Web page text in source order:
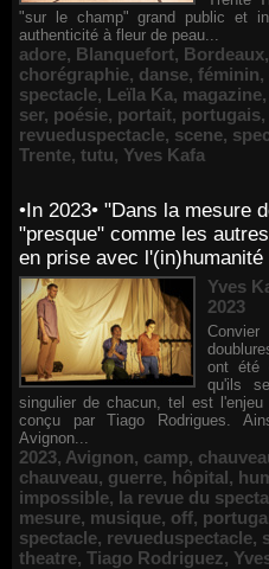
"sur le champ" grand public et
authenticité à fleur de peau...
adore, Blanquefort, Bordeaux,
chorégraphie, danse, féminin,
spectacle, Leïla Ka, magazine,
ser, poésie, portait, portugais,
revueduspectacle, scene,
Trente, tutu, Yves Kafa
•In 2023• "Dans la mesure
"presque" comme les
en prise avec l'(in)humanité
Yves
2023
ont été
qu'ils
singulier de chacun, tel est
conçu par Tiago Rodrigues.
Avignon...
2023, Avignon, camp,
chauveau, guerre, hôpital,
impossible, la revue du
mesure, musique, off,
spectacle, revueduspectacle,
theatre, Tiago Rodriguez,